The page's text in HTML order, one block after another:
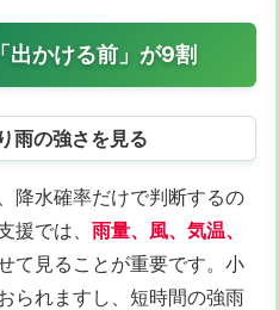
出かける前」が9割
雨の強さを見る
降水確率だけで判断するの
援では、 雨量、風、気温、
て見ることが重要です。小
られますし、短時間の強雨